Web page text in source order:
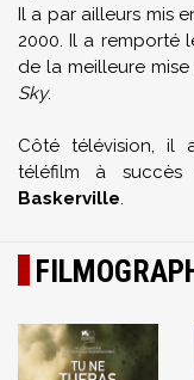
Il a par ailleurs mis
2000. Il a remporté
de la meilleure
Sky.
Côté télévision, il
téléfilm à
Baskerville.